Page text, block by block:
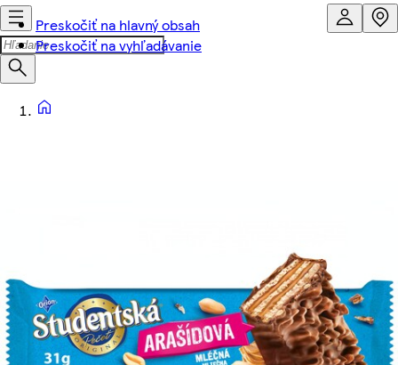
Preskočiť na hlavný obsah
Preskočiť na vyhľadávanie